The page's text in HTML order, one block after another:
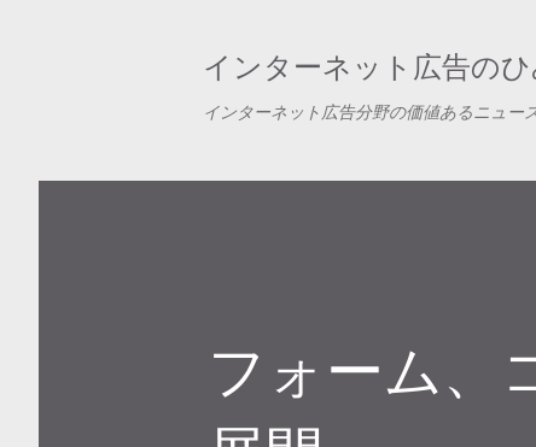
インターネット広告の
インターネット広告分野の価値あるニュー
フォーム、